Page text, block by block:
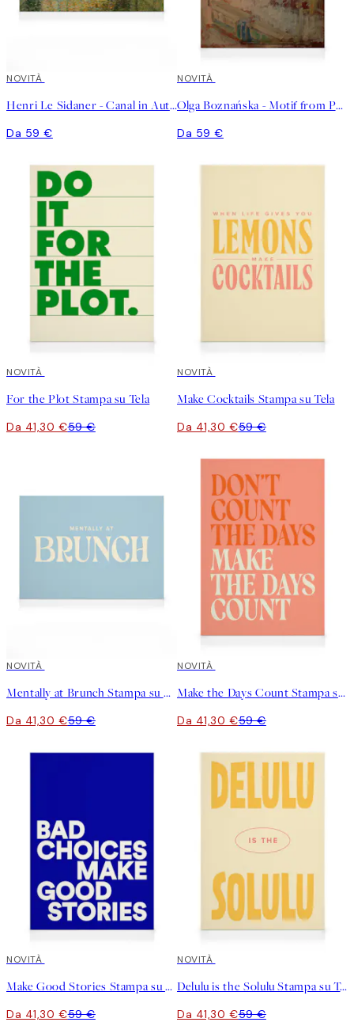
NOVITÀ
Henri Le Sidaner - Canal in Autumn Stampa su Tela
Da 59 €
NOVITÀ
Olga Boznańska - Motif from Paris Stampa su Tela
Da 59 €
30%*
NOVITÀ
For the Plot Stampa su Tela
Da 41,30 €59 €
30%*
NOVITÀ
Make Cocktails Stampa su Tela
Da 41,30 €59 €
30%*
NOVITÀ
Mentally at Brunch Stampa su Tela
Da 41,30 €59 €
30%*
NOVITÀ
Make the Days Count Stampa su Tela
Da 41,30 €59 €
30%*
NOVITÀ
Make Good Stories Stampa su Tela
Da 41,30 €59 €
30%*
NOVITÀ
Delulu is the Solulu Stampa su Tela
Da 41,30 €59 €